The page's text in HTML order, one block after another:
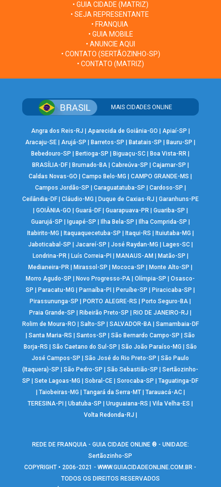
• GUIA CIDADE (MATRIZ)
• SEJA REPRESENTANTE
• FRANQUIA
• GUIA MOBILE
• ANUNCIE AQUI
• CONTATO (SERTÃOZINHO-SP)
• CONTATO (MATRIZ)
MAIS CIDADES ONLINE
Angra dos Reis-RJ Aparecida de Goiânia-GO Apiaí-SP
Aracaju-SE |Arujá-SP Barretos-SP Batatais-SP Bauru-SP
Bebedouro-SP
Bertioga-SP Biguaçu-SC Boa Vista-RR
BRASÍLIA-DF| Brumado-BA| Cabreúva-SP Cajamar-SP
Caldas Novas-GO
|Campo Belo-MG |CAMPO GRANDE-MS
Campos Jordão-SP
Caraguatatuba-SP Cardoso-SP
Ceilândia-DF| Cláudio-MG Duque de Caxias-RJ
Garanhuns-PE
GOIÂNIA-GO Guará-DF| Guarapuava-PR| Guariba-SP
Guarujá-SP
Iguapé-SP Ilha Bela-SP Ilha Comprida-SP
Itabirito-MG
Itaquaquecetuba-SP Itaqui-RS Ituiutaba-MG
Jaboticabal-SP
Jacareí-SP José Raydan-MG Lages-SC|
Londrina-PR| Luís Correia-PI MANAUS-AM Matão-SP
Medianeira-PR
Mirassol-SP Mococa-SP Monte Alto-SP
Morro Agudo-SP
Novo Progresso-PA |Olímpia-SP |Osasco-
SP
Paracatu-MG Parnaíba-PI Peruíbe-SP Piracicaba-SP
Pirassununga-SP
PORTO ALEGRE-RS Porto Seguro-BA
Praia Grande-SP
Ribeirão Preto-SP RIO DE JANEIRO-RJ
Rolim de Moura-RO
Salto-SP SALVADOR-BA| Samambaia-DF
|Santa Maria-RS |Santos-SP |São Bernardo Campo-SP |São
Borja-RS
|São Caetano do Sul-SP |São João Paraíso-MG |São
José Campos-SP
|São José do Rio Preto-SP |São Paulo
(Itaquera)-SP
|São Pedro-SP |São Sebastião-SP |Sertãozinho-
SP
|Sete Lagoas-MG |Sobral-CE |Sorocaba-SP |Taguatinga-DF
Taiobeiras-MG Tangará da Serra-MT| Tarauacá-AC|
TERESINA-PI
|Ubatuba-SP |Uruguaiana-RS |Vila Velha-ES
Volta Redonda-RJ
REDE DE FRANQUIA - GUIA CIDADE ONLINE ® - UNIDADE:
Sertãozinho-SP
COPYRIGHT • 2006-2021 -WWW.GUIACIDADEONLINE.COM.BR -
TODOS OS DIREITOS RESERVADOS